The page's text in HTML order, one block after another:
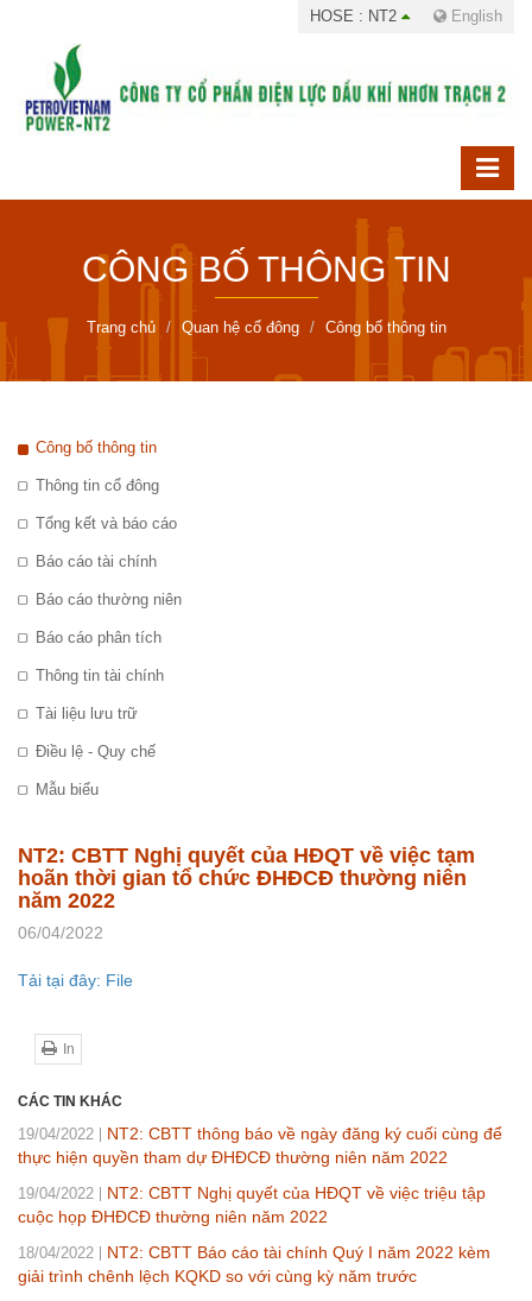
HOSE : NT2 English
CÔNG BỐ THÔNG TIN
Trang chủ Quan hệ cổ đông Công bố thông tin
Công bố thông tin
Thông tin cổ đông
Tổng kết và báo cáo
Báo cáo tài chính
Báo cáo thường niên
Báo cáo phân tích
Thông tin tài chính
Tài liệu lưu trữ
Điều lệ - Quy chế
Mẫu biểu
NT2: CBTT Nghị quyết của HĐQT về việc tạm
hoãn thời gian tổ chức ĐHĐCĐ thường niên
năm 2022
06/04/2022
Tải tại đây: File
In
CÁC TIN KHÁC
19/04/2022
NT2: CBTT thông báo về ngày đăng ký cuối cùng để
thực hiện quyền tham dự ĐHĐCĐ thường niên năm 2022
19/04/2022
NT2: CBTT Nghị quyết của HĐQT về việc triệu tập
cuộc họp ĐHĐCĐ thường niên năm 2022
18/04/2022
NT2: CBTT Báo cáo tài chính Quý I năm 2022 kèm
giải trình chênh lệch KQKD so với cùng kỳ năm trước